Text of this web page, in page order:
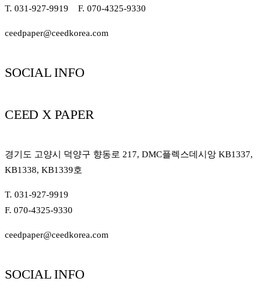
T. 031-927-9919 F. 070-4325-9330
ceedpaper@ceedkorea.com
SOCIAL INFO
CEED X PAPER
경기도 고양시 덕양구 향동로 217, DMC플렉스데시앙 KB1337,
KB1338, KB1339호
T. 031-927-9919
F. 070-4325-9330
ceedpaper@ceedkorea.com
SOCIAL INFO